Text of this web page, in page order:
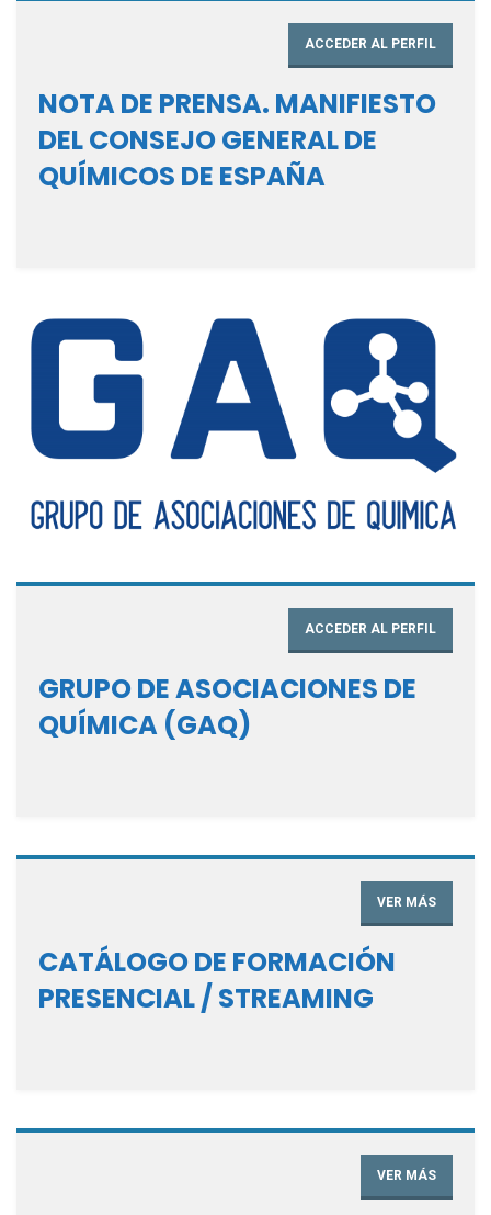
ACCEDER AL PERFIL
NOTA DE PRENSA. MANIFIESTO
DEL CONSEJO GENERAL DE
QUÍMICOS DE ESPAÑA
ACCEDER AL PERFIL
GRUPO DE ASOCIACIONES DE
QUÍMICA (GAQ)
VER MÁS
CATÁLOGO DE FORMACIÓN
PRESENCIAL / STREAMING
VER MÁS